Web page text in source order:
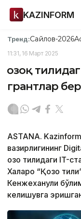
KAZINFORM
Тренд:Сайлов-2026
11:31, 16 Март 2025
Қозоқ
грантлар
ASTANA.
вазирлигининг
қозоқ тилидаги IT-
Халқаро “Қозоқ
Кенжеханули
келишувга